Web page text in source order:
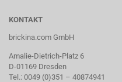
KONTAKT
brickina.com GmbH
Amalie-Dietrich-Platz 6
D-01169 Dresden
Tel.: 0049 (0)351 – 40874941